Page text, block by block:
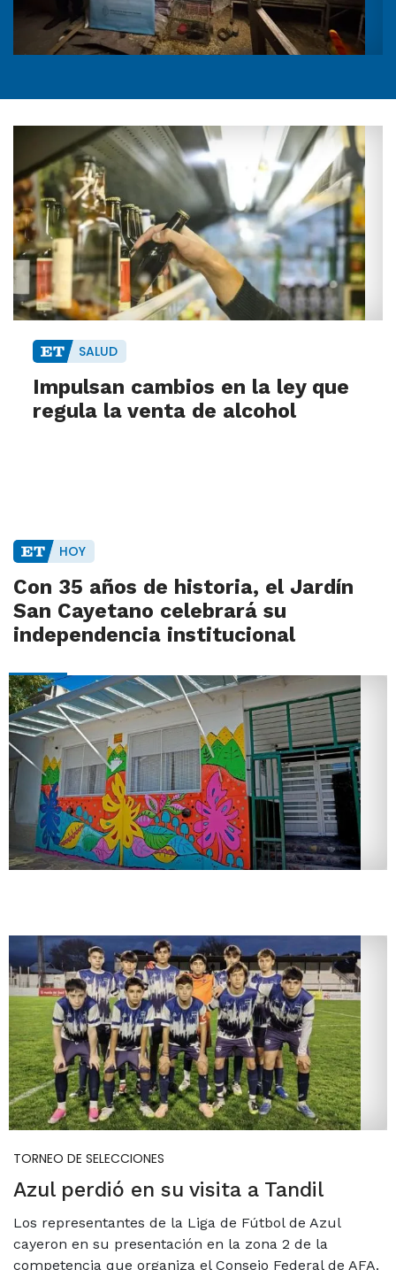
SALUD
Impulsan cambios en la ley que
regula la venta de alcohol
HOY
Con 35 años de historia, el Jardín
San Cayetano celebrará su
independencia institucional
TORNEO DE SELECCIONES
Azul perdió en su visita a Tandil
Los representantes de la Liga de Fútbol de Azul
cayeron en su presentación en la zona 2 de la
competencia que organiza el Consejo Federal de AFA.